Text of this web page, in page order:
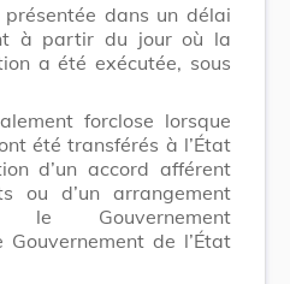
dans un délai
à partir du jour où la
a été exécutée, sous
forclose lorsque
été transférés à l’État
d’un accord afférent
ou d’un arrangement
le Gouvernement
de l’État